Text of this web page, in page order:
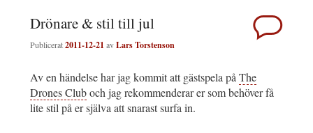
Drönare & stil till jul
Publicerat2011-12-21 avLars Torstenson
Av en händelse har jag kommit att gästspela på The
Drones Cluboch jag rekommenderar er som behöver få
lite stil på er själva att snarast surfa in.